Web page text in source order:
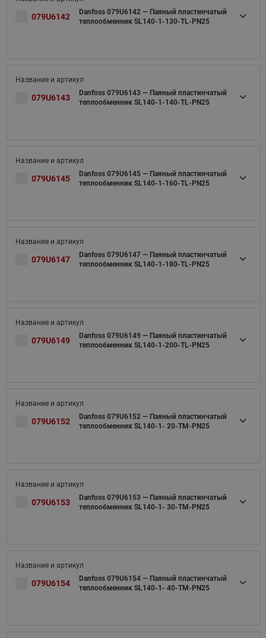
079U6142
Danfoss 079U6142 — Паяный пластинчатый
теплообменник SL140-1-130-TL-PN25
079U6143
Danfoss 079U6143 — Паяный пластинчатый
теплообменник SL140-1-140-TL-PN25
079U6145
Danfoss 079U6145 — Паяный пластинчатый
теплообменник SL140-1-160-TL-PN25
079U6147
Danfoss 079U6147 — Паяный пластинчатый
теплообменник SL140-1-180-TL-PN25
079U6149
Danfoss 079U6149 — Паяный пластинчатый
теплообменник SL140-1-200-TL-PN25
079U6152
Danfoss 079U6152 — Паяный пластинчатый
теплообменник SL140-1- 20-TM-PN25
079U6153
Danfoss 079U6153 — Паяный пластинчатый
теплообменник SL140-1- 30-TM-PN25
079U6154
Danfoss 079U6154 — Паяный пластинчатый
теплообменник SL140-1- 40-TM-PN25